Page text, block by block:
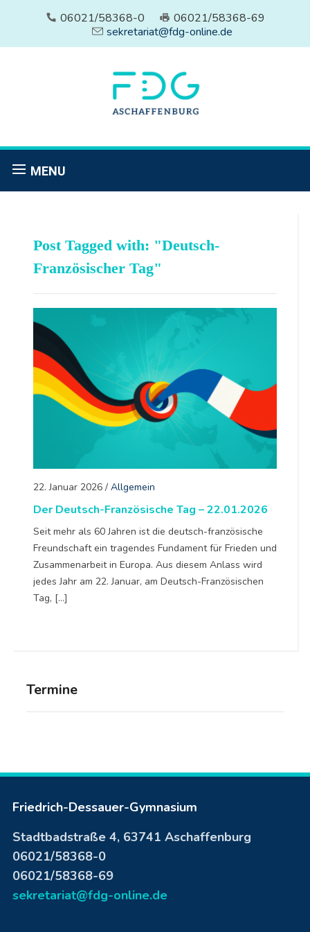
06021/58368-0
06021/58368-69
sekretariat@fdg-online.de
MENU
Termine
Post Tagged with: "Deutsch-
Französischer Tag"
22. Januar 2026/ Allgemein
Der Deutsch-Französische Tag – 22.01.2026
Seit mehr als 60 Jahren ist die deutsch-französische
Freundschaft ein tragendes Fundament für Frieden und
Zusammenarbeit in Europa. Aus diesem Anlass wird
jedes Jahr am 22. Januar, am Deutsch-Französischen
Tag, […]
Friedrich-Dessauer-Gymnasium
Stadtbadstraße 4, 63741 Aschaffenburg
06021/58368-0
06021/58368-69
sekretariat@fdg-online.de